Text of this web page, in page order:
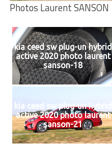
Photos Laurent SANSON
kia ceed sw plug-un hybrid
active 2020 photo laurent
sanson-18
kia ceed sw plug-un hybrid
active 2020 photo laurent
sanson-21